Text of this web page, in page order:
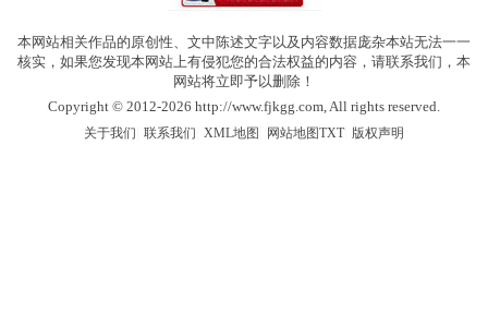
本网站相关作品的原创性、文中陈述文字以及内容数据庞杂本站无法一一
核实，如果您发现本网站上有侵犯您的合法权益的内容，请联系我们，本
网站将立即予以删除！
Copyright © 2012-2026 http://www.fjkgg.com, All rights reserved.
关于我们 联系我们 XML地图 网站地图TXT| 版权声明